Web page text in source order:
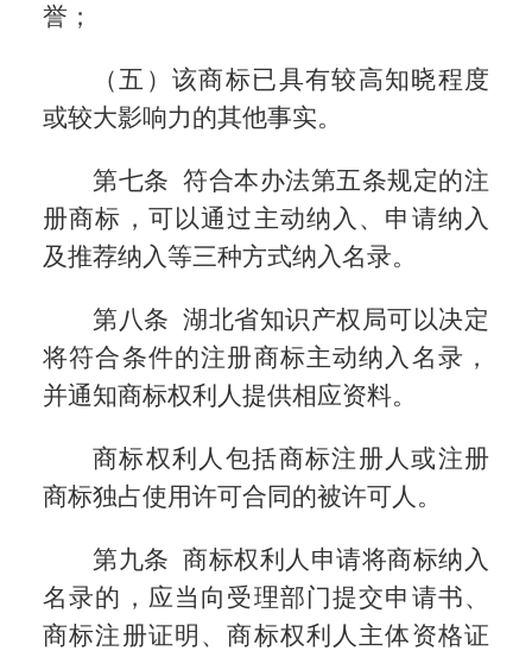
誉；
（五）该商标已具有较高知晓程度
或较大影响力的其他事实。
第七条 符合本办法第五条规定的注
册商标，可以通过主动纳入、申请纳入
及推荐纳入等三种方式纳入名录。
第八条 湖北省知识产权局可以决定
将符合条件的注册商标主动纳入名录，
并通知商标权利人提供相应资料。
商标权利人包括商标注册人或注册
商标独占使用许可合同的被许可人。
第九条 商标权利人申请将商标纳入
名录的，应当向受理部门提交申请书、
商标注册证明、商标权利人主体资格证